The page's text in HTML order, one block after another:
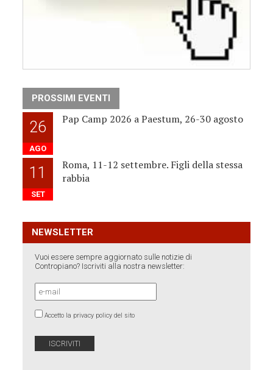
PROSSIMI EVENTI
26
AGO
Pap Camp 2026 a Paestum, 26-30 agosto
11
SET
Roma, 11-12 settembre. Figli della stessa
rabbia
NEWSLETTER
Vuoi essere sempre aggiornato sulle notizie di
Contropiano? Iscriviti alla nostra newsletter:
Accetto la privacy policy del sito